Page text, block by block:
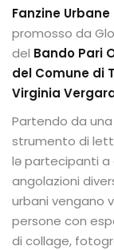
Fanzine
promosso da
del Bando Pari
del Comune di
Virginia
Partendo da
strumento di
lə partecipanti a
angolazioni
urbani vengano
persone con
di collage,